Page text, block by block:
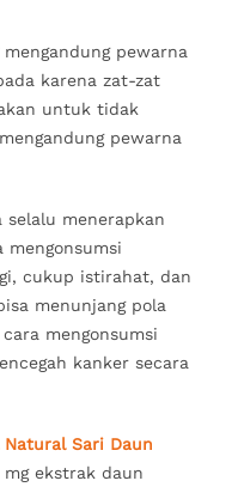
pewarna
karena zat-zat
untuk tidak
pewarna
selalu menerapkan
mengonsumsi
cukup istirahat, dan
menunjang pola
mengonsumsi
kanker secara
Sari Daun
ekstrak daun